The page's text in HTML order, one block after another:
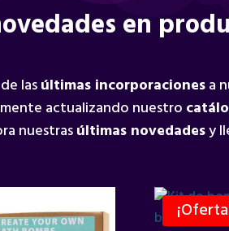
en
lasúltimas incorporacionesa
actualizando nuestro
nuestrasúltimas novedadesy